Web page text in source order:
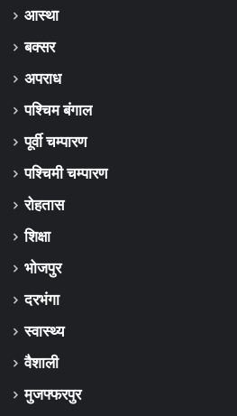
आस्था
बक्सर
अपराध
पश्चिम बंगाल
पूर्वी चम्पारण
पश्चिमी चम्पारण
रोहतास
शिक्षा
भोजपुर
दरभंगा
स्वास्थ्य
वैशाली
मुजफ्फरपुर